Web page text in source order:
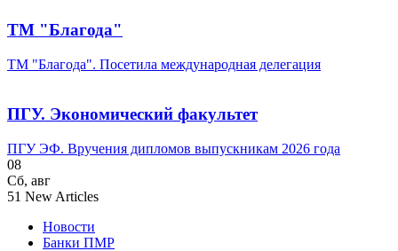
ТМ "Благода"
ТМ "Благода". Посетила международная делегация
ПГУ. Экономический факультет
ПГУ ЭФ. Вручения дипломов выпускникам 2026 года
08
Сб, авг
51 New Articles
Новости
Банки ПМР